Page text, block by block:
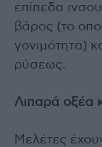
επίπεδα
βάρος (το
γονιμότητα)
ρύσεως.
Λιπαρά οξέα
Μελέτες